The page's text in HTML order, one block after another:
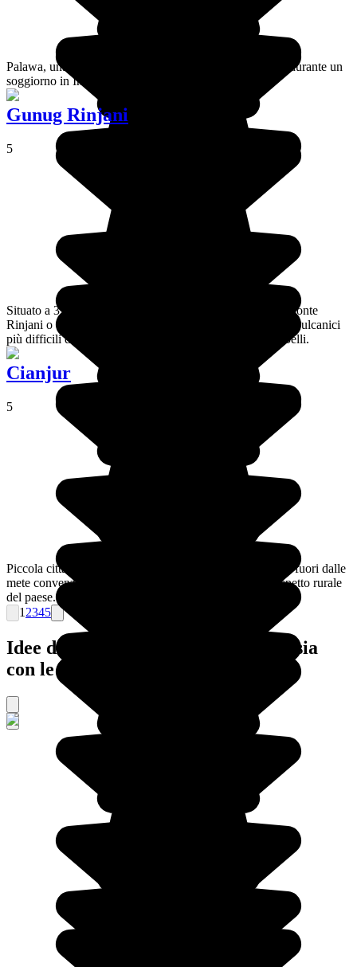
Palawa, una spiaggia da sogno per una giornata di relax durante un
soggiorno in Indonesia.
Gunug Rinjani
5
Situato a 3726 metri d'altitudine sull'isola di Lombok, il monte
Rinjani o Gunung Rinjani è considerato uno dei trekking vulcanici
più difficili del Sud-est asiatico... ma anche uno dei più belli.
Cianjur
5
Piccola città dell'Indonesia, Cianjur è vicina a Giacarta, e fuori dalle
mete convenzionali. È un buon contatto iniziale con l'aspetto rurale
del paese.
1 2345
Idee di viaggi organizzati in Indonesia
con le nostre agenzie locali